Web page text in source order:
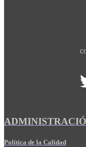
Política de la Calidad